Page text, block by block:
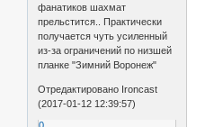
фанатиков шахмат
прельстится.. Практически
получается чуть усиленный
из-за ограничений по низшей
планке "Зимний Воронеж"
Отредактировано Ironcast
(2017-01-12 12:39:57)